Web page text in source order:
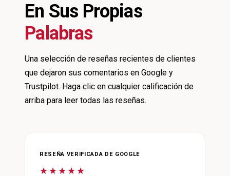
En Sus Propias
Palabras
Una selección de reseñas recientes de clientes
que dejaron sus comentarios en Google y
Trustpilot. Haga clic en cualquier calificación de
arriba para leer todas las reseñas.
RESEÑA VERIFICADA DE GOOGLE
★★★★★